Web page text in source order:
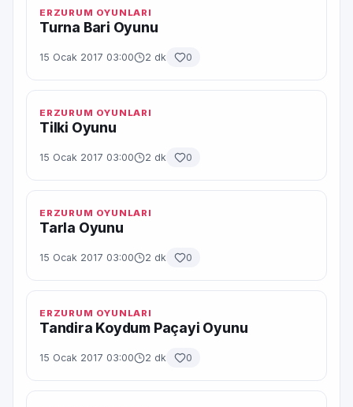
ERZURUM OYUNLARI
Turna Bari Oyunu
15 Ocak 2017 03:00 2 dk 0
ERZURUM OYUNLARI
Tilki Oyunu
15 Ocak 2017 03:00 2 dk 0
ERZURUM OYUNLARI
Tarla Oyunu
15 Ocak 2017 03:00 2 dk 0
ERZURUM OYUNLARI
Tandira Koydum Paçayi Oyunu
15 Ocak 2017 03:00 2 dk 0